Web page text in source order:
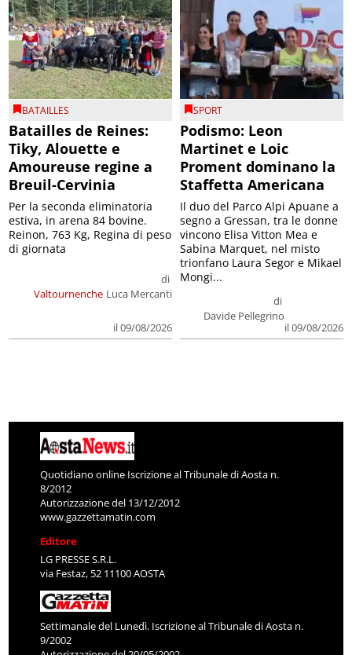
BATAILLES
Batailles de Reines:
Tiky, Alouette e
Amoureuse regine a
Breuil-Cervinia
Valtournenche
di
Luca Mercanti
il 09/08/2026
Per la seconda eliminatoria
estiva, in arena 84 bovine.
Reinon, 763 Kg, Regina di peso
di giornata
SPORT
Podismo: Leon
Martinet e Loic
Proment dominano la
Staffetta Americana
di
Davide Pellegrino
il 09/08/2026
Il duo del Parco Alpi Apuane a
segno a Gressan, tra le donne
vincono Elisa Vitton Mea e
Sabina Marquet, nel misto
trionfano Laura Segor e Mikael
Mongi...
Quotidiano online Iscrizione al Tribunale di Aosta n.
8/2012
Autorizzazione del 13/12/2012
www.gazzettamatin.com
Editore
LG PRESSE S.R.L.
via Festaz, 52 11100 AOSTA
Settimanale del Lunedì. Iscrizione al Tribunale di Aosta n.
9/2002